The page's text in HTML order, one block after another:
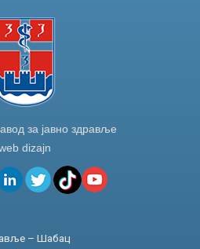
за јавно здравље
dizajn
– Шабац